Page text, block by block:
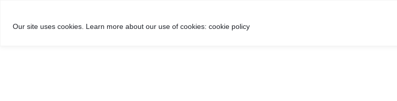
Our site uses cookies. Learn more about our use of cookies: cookie policy